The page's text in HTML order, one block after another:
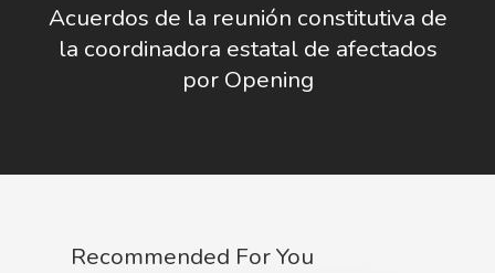
Acuerdos de la reunión constitutiva de
la coordinadora estatal de afectados
por Opening
Recommended For You